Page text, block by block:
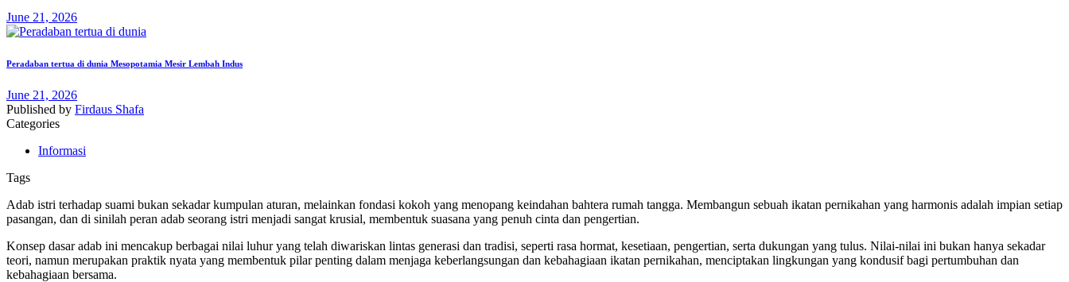
June 21, 2026
Peradaban tertua di dunia Mesopotamia Mesir Lembah Indus
June 21, 2026
Published by Firdaus Shafa
Categories
Informasi
Tags
Adab istri terhadap suami bukan sekadar kumpulan aturan, melainkan fondasi kokoh yang menopang keindahan bahtera rumah tangga. Membangun sebuah ikatan pernikahan yang harmonis adalah impian setiap
pasangan, dan di sinilah peran adab seorang istri menjadi sangat krusial, membentuk suasana yang penuh cinta dan pengertian.
Konsep dasar adab ini mencakup berbagai nilai luhur yang telah diwariskan lintas generasi dan tradisi, seperti rasa hormat, kesetiaan, pengertian, serta dukungan yang tulus. Nilai-nilai ini bukan hanya sekadar
teori, namun merupakan praktik nyata yang membentuk pilar penting dalam menjaga keberlangsungan dan kebahagiaan ikatan pernikahan, menciptakan lingkungan yang kondusif bagi pertumbuhan dan
kebahagiaan bersama.